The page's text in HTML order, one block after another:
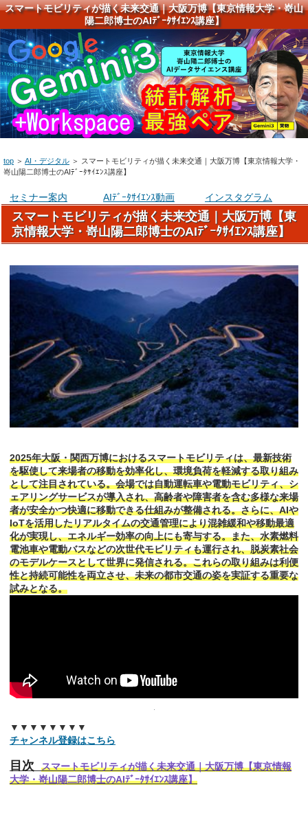
スマートモビリティが描く未来交通｜大阪万博【東京情報大学・嵜山
陽二郎博士のAIﾃﾞｰﾀｻｲｴﾝｽ講座】
top ＞ AI・デジタル ＞ スマートモビリティが描く未来交通｜大阪万博【東京情報大学・
嵜山陽二郎博士のAIﾃﾞｰﾀｻｲｴﾝｽ講座】
セミナー案内 AIﾃﾞｰﾀｻｲｴﾝｽ動画 インスタグラム
スマートモビリティが描く未来交通｜大阪万博【東
京情報大学・嵜山陽二郎博士のAIﾃﾞｰﾀｻｲｴﾝｽ講座】
2025年大阪・関西万博におけるスマートモビリティは、最新技術
を駆使して来場者の移動を効率化し、環境負荷を軽減する取り組み
として注目されている。会場では自動運転車や電動モビリティ、シ
ェアリングサービスが導入され、高齢者や障害者を含む多様な来場
者が安全かつ快適に移動できる仕組みが整備される。さらに、AIや
IoTを活用したリアルタイムの交通管理により混雑緩和や移動最適
化が実現し、エネルギー効率の向上にも寄与する。また、水素燃料
電池車や電動バスなどの次世代モビリティも運行され、脱炭素社会
のモデルケースとして世界に発信される。これらの取り組みは利便
性と持続可能性を両立させ、未来の都市交通の姿を実証する重要な
試みとなる。
▼▼▼▼▼▼▼▼
チャンネル登録はこちら
目次
スマートモビリティが描く未来交通｜大阪万博【東京情報
大学・嵜山陽二郎博士のAIﾃﾞｰﾀｻｲｴﾝｽ講座】